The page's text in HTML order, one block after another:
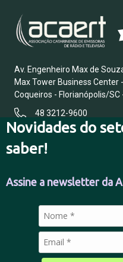
Novidades do
saber!
Assine a newsletter da
Av. Engenheiro Max de
Max Tower Business Center
Coqueiros - Florianópolis/SC
48 3212-9600
FALE CONOSCO
POLÍTICA DE PRIVACIDADE